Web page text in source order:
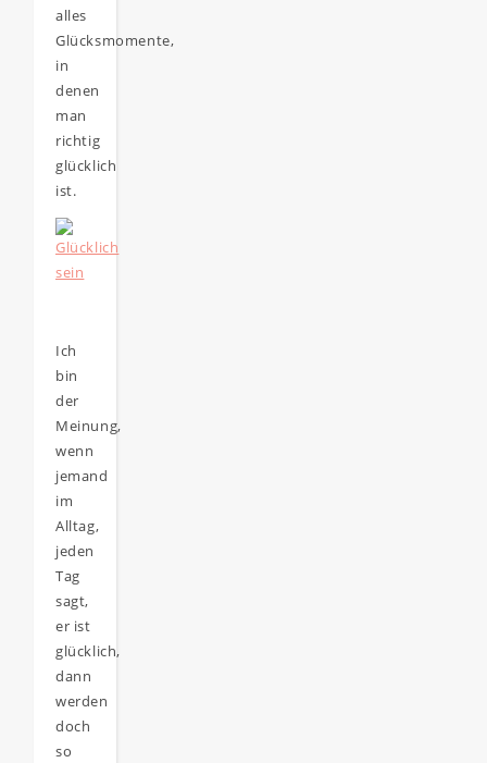
alles
Glücksmomente,
in
denen
man
richtig
glücklich
ist.
Ich
bin
der
Meinung,
wenn
jemand
im
Alltag,
jeden
Tag
sagt,
er ist
glücklich,
dann
werden
doch
so